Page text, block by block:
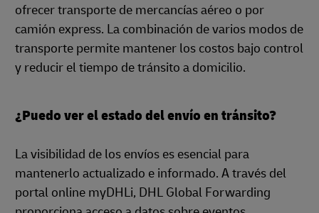
ofrecer transporte de mercancías aéreo o por
camión express. La combinación de varios modos de
transporte permite mantener los costos bajo control
y reducir el tiempo de tránsito a domicilio.
¿Puedo ver el estado del envío en tránsito?
La visibilidad de los envíos es esencial para
mantenerlo actualizado e informado. A través del
portal online myDHLi, DHL Global Forwarding